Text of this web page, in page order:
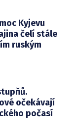
Kyjevu
čelí stále
ruským
očekávají
počasí